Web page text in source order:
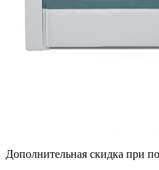
Дополнительная скидка при